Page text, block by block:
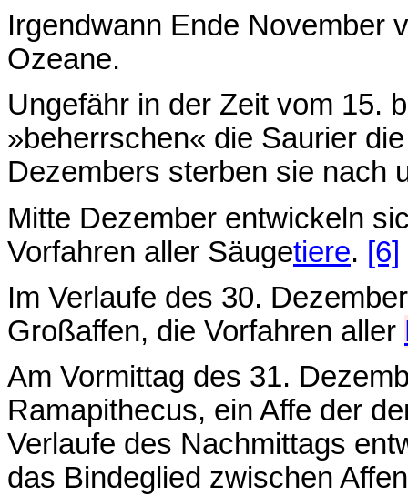
Irgendwann Ende November
Ozeane.
Ungefähr in der Zeit vom 15.
»beherrschen« die Saurier
Dezembers sterben sie nach
Mitte Dezember entwickeln
Vorfahren aller Säugetiere. [6]
Im Verlaufe des 30.
Großaffen, die Vorfahren aller
Am Vormittag des 31.
Ramapithecus, ein Affe der
Verlaufe des Nachmittags
das Bindeglied zwischen